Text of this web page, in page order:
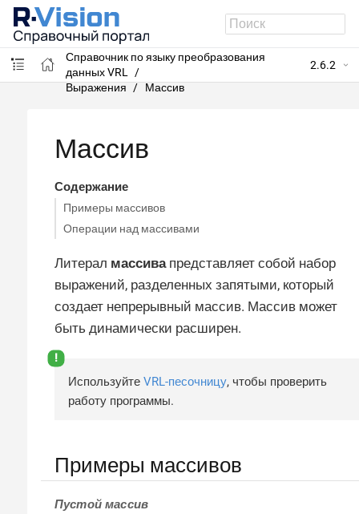
R-Vision SIEM
Справочник по языку преобразования
данных VRL
Выражения
Массив
2.6.2
Массив
Содержание
Примеры массивов
Операции над массивами
Литерал массивапредставляет собой набор
выражений, разделенных запятыми, который
создает непрерывный массив. Массив может
быть динамически расширен.
Используйте VRL-песочницу, чтобы проверить
работу программы.
Примеры массивов
Пустой массив